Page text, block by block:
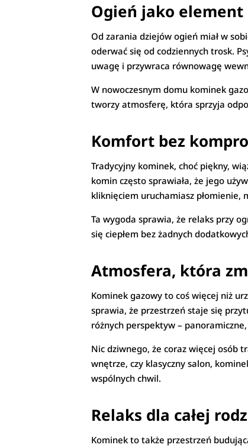
Ogień jako element
Od zarania dziejów ogień miał w
oderwać się od codziennych trosk.
uwagę i przywraca równowagę
W nowoczesnym domu kominek
tworzy atmosferę, która sprzyja
Komfort bez
Tradycyjny kominek, choć piękny,
komin często sprawiała, że jego
kliknięciem uruchamiasz płomienie,
Ta wygoda sprawia, że relaks przy
się ciepłem bez żadnych
Atmosfera, która
Kominek gazowy to coś więcej niż
sprawia, że przestrzeń staje się
różnych perspektyw –
Nic dziwnego, że coraz więcej osób
wnętrze, czy klasyczny salon,
wspólnych chwil.
Relaks dla całej
Kominek to także przestrzeń